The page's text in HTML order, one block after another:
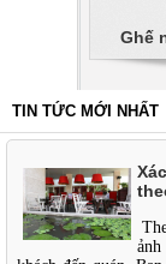
Ghế
TIN TỨC MỚI NHẤT